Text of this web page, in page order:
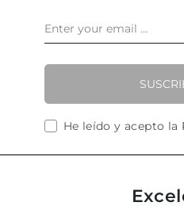
He leído y acepto la